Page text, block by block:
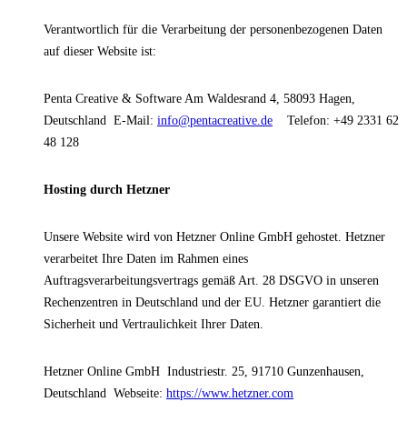
Verantwortlich für die Verarbeitung der personenbezogenen Daten
auf dieser Website ist:
Penta Creative & Software Am Waldesrand 4, 58093 Hagen,
Deutschland E-Mail: info@pentacreative.de
Telefon: +49 2331 62
48 128
Hosting durch Hetzner
Unsere Website wird von Hetzner Online GmbH gehostet. Hetzner
verarbeitet Ihre Daten im Rahmen eines
Auftragsverarbeitungsvertrags gemäß Art. 28 DSGVO in unseren
Rechenzentren in Deutschland und der EU. Hetzner garantiert die
Sicherheit und Vertraulichkeit Ihrer Daten.
Hetzner Online GmbH Industriestr. 25, 91710 Gunzenhausen,
Deutschland Webseite: https://www.hetzner.com